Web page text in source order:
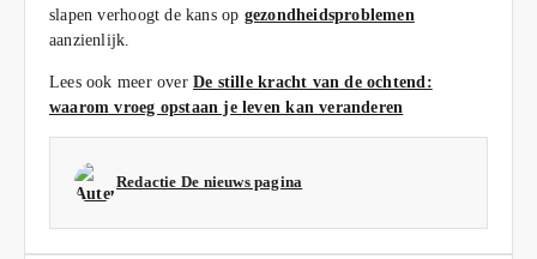
slapen verhoogt de kans op gezondheidsproblemen
aanzienlijk.
Lees ook meer over De stille kracht van de ochtend:
waarom vroeg opstaan je leven kan veranderen
Redactie De nieuws pagina